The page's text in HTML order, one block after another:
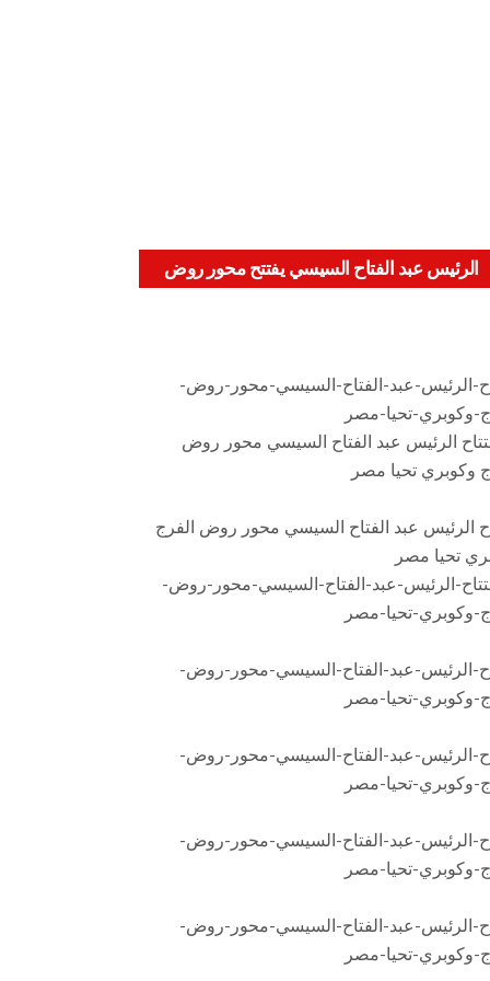
الرئيس عبد الفتاح السيسي يفتتح محور روض
الرئيس-عبد-الفتاح-السيسي-محور-روض-
وكوبري-تحيا-مصر
الرئيس عبد الفتاح السيسي محور روض الفرج
تحيا مصر
الرئيس-عبد-الفتاح-السيسي-محور-روض-
وكوبري-تحيا-مصر
الرئيس-عبد-الفتاح-السيسي-محور-روض-
وكوبري-تحيا-مصر
الرئيس-عبد-الفتاح-السيسي-محور-روض-
وكوبري-تحيا-مصر
الرئيس-عبد-الفتاح-السيسي-محور-روض-
وكوبري-تحيا-مصر